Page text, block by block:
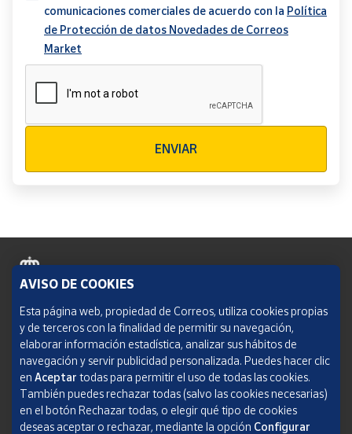
comunicaciones comerciales de acuerdo con la Política
de Protección de datos Novedades de Correos
Market
ENVIAR
Política de cookies
Aviso legal
Condiciones del servicio
Política de Privacidad Web
AVISO DE COOKIES
Esta página web, propiedad de Correos, utiliza cookies propias
y de terceros con la finalidad de permitir su navegación,
elaborar información estadística, analizar sus hábitos de
navegación y servir publicidad personalizada. Puedes hacer clic
en Aceptar todas para permitir el uso de todas las cookies.
También puedes rechazar todas (salvo las cookies necesarias)
en el botón Rechazar todas, o elegir qué tipo de cookies
deseas aceptar o rechazar, mediante la opción Configurar